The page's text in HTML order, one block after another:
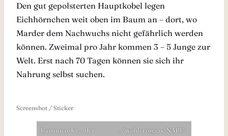
Den gut gepolsterten Hauptkobel legen
Eichhörnchen weit oben im Baum an – dort, wo
Marder dem Nachwuchs nicht gefährlich werden
können. Zweimal pro Jahr kommen 3 – 5 Junge zur
Welt. Erst nach 70 Tagen können sie sich ihr
Nahrung selbst suchen.
Screenshot / Sticker
Baummarder… der
…“wohlerzogene NABU-